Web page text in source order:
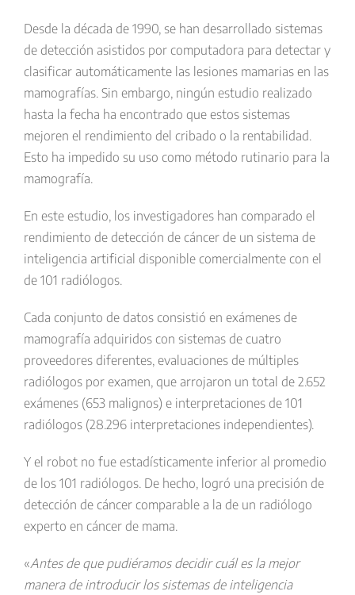
Desde la década de 1990, se han desarrollado sistemas
de detección asistidos por computadora para detectar y
clasificar automáticamente las lesiones mamarias en las
mamografías. Sin embargo, ningún estudio realizado
hasta la fecha ha encontrado que estos sistemas
mejoren el rendimiento del cribado o la rentabilidad.
Esto ha impedido su uso como método rutinario para la
mamografía.
En este estudio, los investigadores han comparado el
rendimiento de detección de cáncer de un sistema de
inteligencia artificial disponible comercialmente con el
de 101 radiólogos.
Cada conjunto de datos consistió en exámenes de
mamografía adquiridos con sistemas de cuatro
proveedores diferentes, evaluaciones de múltiples
radiólogos por examen, que arrojaron un total de 2.652
exámenes (653 malignos) e interpretaciones de 101
radiólogos (28.296 interpretaciones independientes).
Y el robot no fue estadísticamente inferior al promedio
de los 101 radiólogos. De hecho, logró una precisión de
detección de cáncer comparable a la de un radiólogo
experto en cáncer de mama.
«Antes de que pudiéramos decidir cuál es la mejor
manera de introducir los sistemas de inteligencia